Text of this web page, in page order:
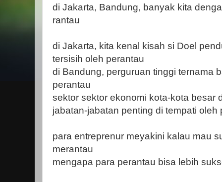
di Jakarta, Bandung, banyak kita
rantau
di Jakarta, kita kenal kisah si Doel
tersisih oleh perantau
di Bandung, perguruan tinggi ternama
perantau
sektor sektor ekonomi kota-kota besar
jabatan-jabatan penting di tempati oleh
para entreprenur meyakini kalau mau
merantau
mengapa para perantau bisa lebih